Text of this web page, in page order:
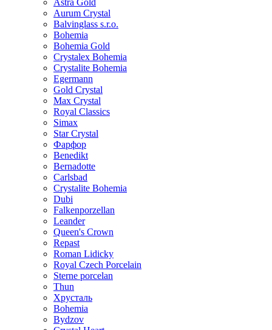
Astra Gold
Aurum Crystal
Balvinglass s.r.o.
Bohemia
Bohemia Gold
Crystalex Bohemia
Crystalite Bohemia
Egermann
Gold Crystal
Max Crystal
Royal Classics
Simax
Star Crystal
Фарфор
Benedikt
Bernadotte
Carlsbad
Crystalite Bohemia
Dubi
Falkenporzellan
Leander
Queen's Crown
Repast
Roman Lidicky
Royal Czech Porcelain
Sterne porcelan
Thun
Хрусталь
Bohemia
Bydzov